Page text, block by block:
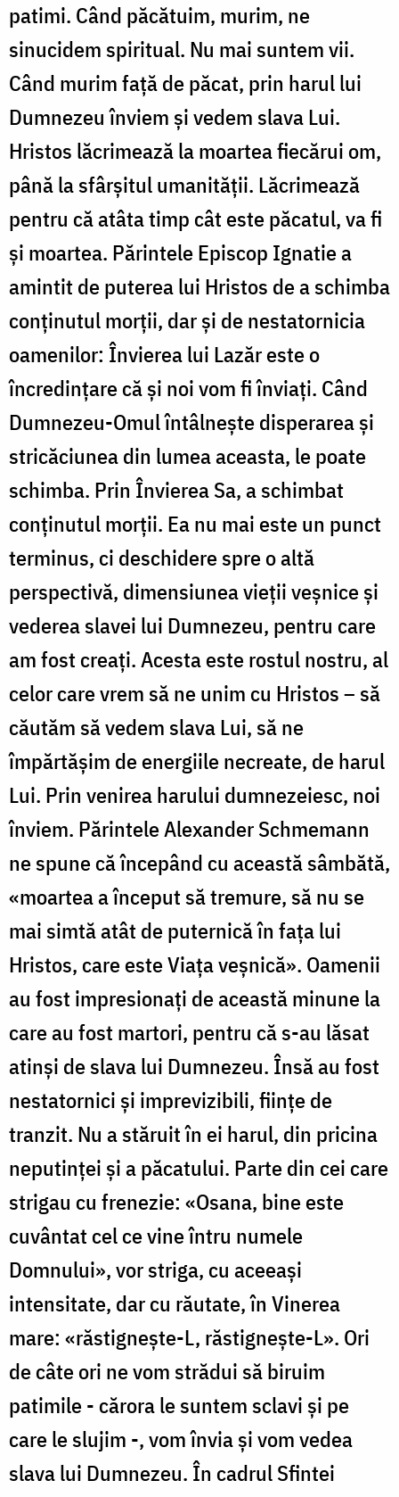
patimi. Când păcătuim, murim, ne
sinucidem spiritual. Nu mai suntem vii.
Când murim față de păcat, prin harul lui
Dumnezeu înviem și vedem slava Lui.
Hristos lăcrimează la moartea fiecărui om,
până la sfârșitul umanității. Lăcrimează
pentru că atâta timp cât este păcatul, va fi
și moartea. Părintele Episcop Ignatie a
amintit de puterea lui Hristos de a schimba
conținutul morții, dar și de nestatornicia
oamenilor: Învierea lui Lazăr este o
încredințare că și noi vom fi înviați. Când
Dumnezeu-Omul întâlnește disperarea și
stricăciunea din lumea aceasta, le poate
schimba. Prin Învierea Sa, a schimbat
conținutul morții. Ea nu mai este un punct
terminus, ci deschidere spre o altă
perspectivă, dimensiunea vieții veșnice și
vederea slavei lui Dumnezeu, pentru care
am fost creați. Acesta este rostul nostru, al
celor care vrem să ne unim cu Hristos – să
căutăm să vedem slava Lui, să ne
împărtășim de energiile necreate, de harul
Lui. Prin venirea harului dumnezeiesc, noi
înviem. Părintele Alexander Schmemann
ne spune că începând cu această sâmbătă,
«moartea a început să tremure, să nu se
mai simtă atât de puternică în fața lui
Hristos, care este Viața veșnică». Oamenii
au fost impresionați de această minune la
care au fost martori, pentru că s-au lăsat
atinși de slava lui Dumnezeu. Însă au fost
nestatornici și imprevizibili, ființe de
tranzit. Nu a stăruit în ei harul, din pricina
neputinței și a păcatului. Parte din cei care
strigau cu frenezie: «Osana, bine este
cuvântat cel ce vine întru numele
Domnului», vor striga, cu aceeași
intensitate, dar cu răutate, în Vinerea
mare: «răstignește-L, răstignește-L». Ori
de câte ori ne vom strădui să biruim
patimile - cărora le suntem sclavi și pe
care le slujim -, vom învia și vom vedea
slava lui Dumnezeu. În cadrul Sfintei